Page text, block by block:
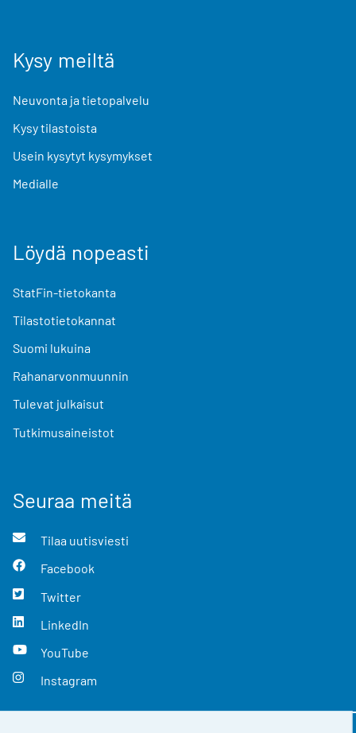
Kysy meiltä
Neuvonta ja tietopalvelu
Kysy tilastoista
Usein kysytyt kysymykset
Medialle
Löydä nopeasti
StatFin-tietokanta
Tilastotietokannat
Suomi lukuina
Rahanarvonmuunnin
Tulevat julkaisut
Tutkimusaineistot
Seuraa meitä
Tilaa uutisviesti
Facebook
Twitter
LinkedIn
YouTube
Instagram